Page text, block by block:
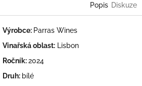
Popis Diskuze
Výrobce: Parras Wines
Vinařská oblast: Lisbon
Ročník:2024
Druh: bílé